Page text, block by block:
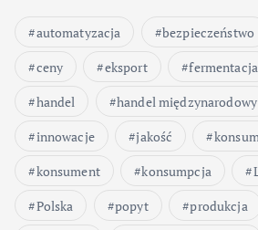
automatyzacja bezpieczeństwo
ceny
eksport fermentacja
handel
handel międzynarodowy
innowacje
jakość
konsument
konsumpcja
Polska
popyt produkcja